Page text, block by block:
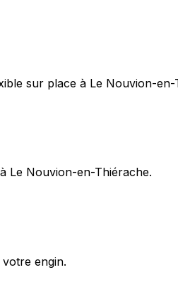
sur place à Le Nouvion-en-
Le Nouvion-en-Thiérache.
engin.